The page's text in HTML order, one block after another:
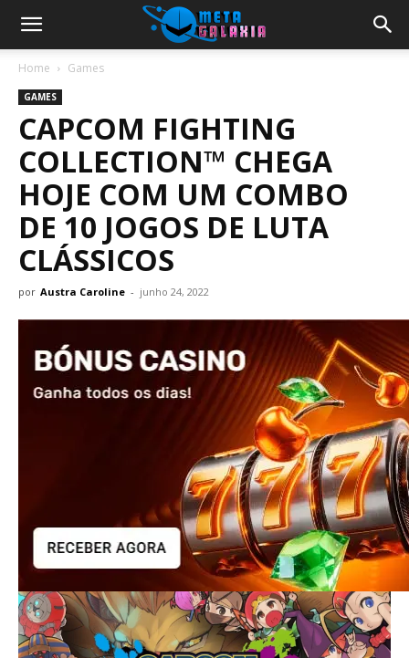
Home Games
GAMES
CAPCOM FIGHTING
COLLECTION™ CHEGA
HOJE COM UM COMBO
DE 10 JOGOS DE LUTA
CLÁSSICOS
por Austra Caroline - junho 24, 2022